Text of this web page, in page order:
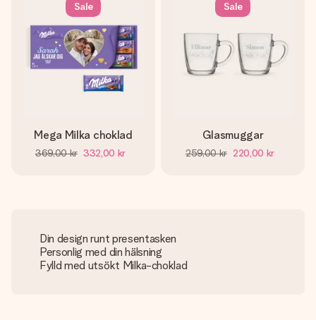
Sale
Mega Milka choklad
369,00 kr 332,00 kr
Sale
Glasmuggar
259,00 kr 220,00 kr
Din design runt presentasken
Personlig med din hälsning
Fylld med utsökt Milka-choklad